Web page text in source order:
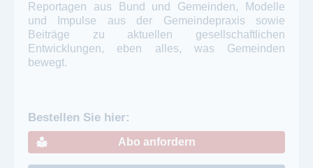
Reportagen aus Bund und Gemeinden, Modelle
und Impulse aus der Gemeindepraxis sowie
Beiträge zu aktuellen gesellschaftlichen
Entwicklungen, eben alles, was Gemeinden
bewegt.
Bestellen Sie hier:
Abo anfordern